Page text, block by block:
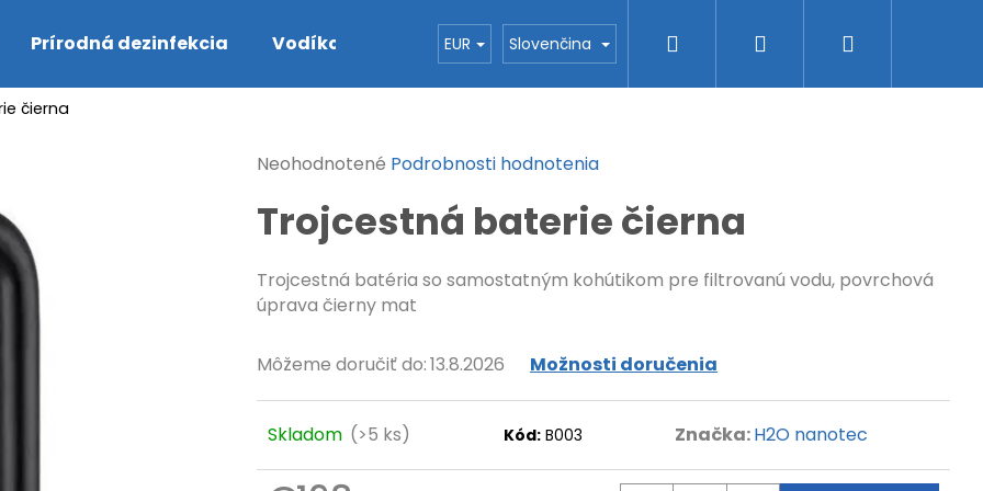
Prírodná dezinfekcia Vodíková voda Detektory Blog O H2O nanotec
EUR Slovenčina Hľadať Prihlásenie
čierna
Priemerné
produktu
je
z
5
Neohodnotené Podrobnosti hodnotenia
Trojcestná baterie čierna
Trojcestná batéria so samostatným kohútikom pre filtrovanú vodu, povrchová
úprava čierny mat
Môžeme doručiť do:13.8.2026 Možnosti doručenia
Skladom (>5 ks) Kód: B003 Značka:H2O nanotec
Čo potrebujete nájsť?